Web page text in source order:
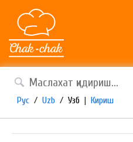
Рус / Uzb / Узб | Кириш